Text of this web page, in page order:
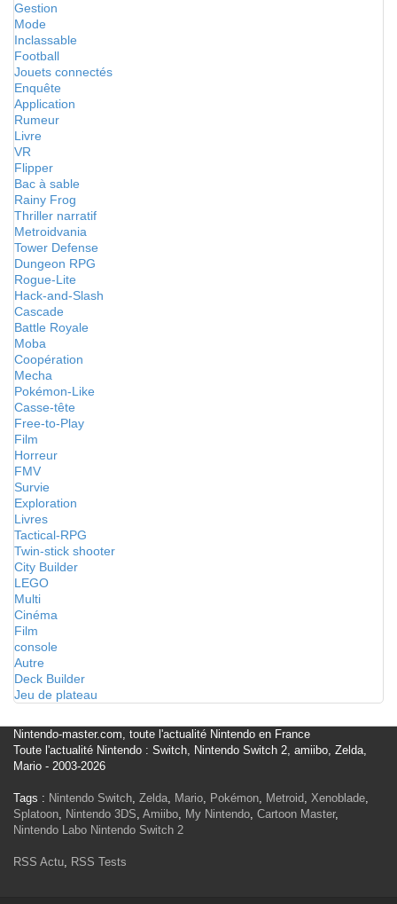
Gestion
Mode
Inclassable
Football
Jouets connectés
Enquête
Application
Rumeur
Livre
VR
Flipper
Bac à sable
Rainy Frog
Thriller narratif
Metroidvania
Tower Defense
Dungeon RPG
Rogue-Lite
Hack-and-Slash
Cascade
Battle Royale
Moba
Coopération
Mecha
Pokémon-Like
Casse-tête
Free-to-Play
Film
Horreur
FMV
Survie
Exploration
Livres
Tactical-RPG
Twin-stick shooter
City Builder
LEGO
Multi
Cinéma
Film
console
Autre
Deck Builder
Jeu de plateau
Nintendo-master.com, toute l'actualité Nintendo en France
Toute l'actualité Nintendo : Switch, Nintendo Switch 2, amiibo, Zelda,
Mario - 2003-2026
Tags : Nintendo Switch, Zelda, Mario, Pokémon, Metroid, Xenoblade,
Splatoon, Nintendo 3DS, Amiibo, My Nintendo, Cartoon Master,
Nintendo Labo Nintendo Switch 2
RSS Actu, RSS Tests